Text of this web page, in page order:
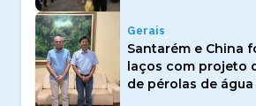
Gerais
Santarém e China
laços com projeto
de pérolas de